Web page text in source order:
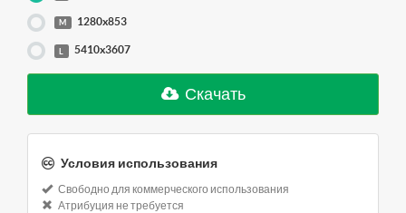
M 1280x853
L 5410x3607
Скачать
Условия использования
Свободно для коммерческого использования
Атрибуция не требуется